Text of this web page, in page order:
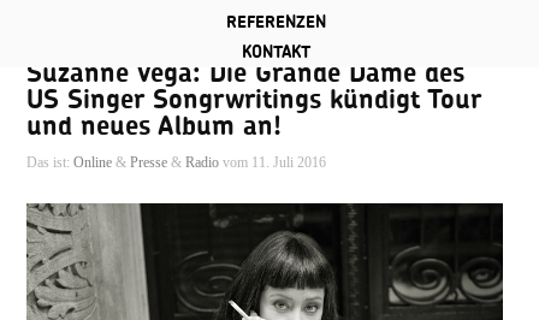
REFERENZEN
KONTAKT
Suzanne Vega: Die Grande Dame des
US Singer Songrwritings kündigt Tour
und neues Album an!
Das ist: Online& Presse& Radiovom 11. Juli 2016